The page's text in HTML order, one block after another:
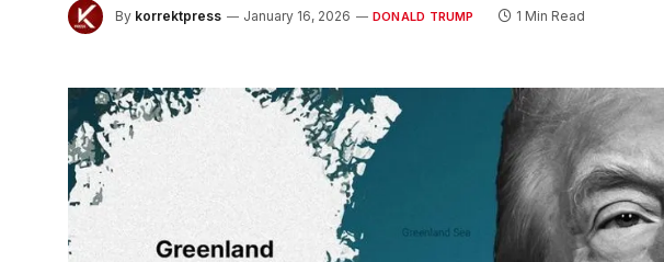
By korrektpress January 16, 2026 DONALD TRUMP 1 Min Read